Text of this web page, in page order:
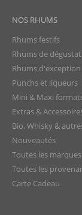
NOS RHUMS
Rhums festifs
Rhums de
Rhums d'exception
Punchs et liqueurs
Mini & Maxi
Extras &
Bio, Whisky &
Nouveautés
Toutes les marques
Toutes les
Carte Cadeau